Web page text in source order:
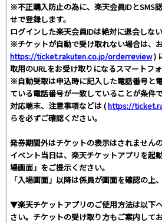
※不正購入防止の為に、楽天会員IDとSMS
せで登録します。
ログインした楽天会員IDは絶対に退会しな
※チケットが自動で受け取れない場合は、
https://ticket.rakuten.co.jp/orderreview)
取用のURLをお受け取りになるスマートフ
※自動受取は申込時に記入した電話番号と
ている電話番号が一致していることが条件で
対応端末、注意事項などは (https://
らを必ずご確認ください。
発券期間外はチケットの表示はされません
イベント当日は、楽天チケットアプリを起
場画面」をご提示ください。
「入場画面」以降は係員が画面を確認の上
▼楽天チケットアプリのご使用方法は以下
さい。チケットの受け取り方もご案内してお